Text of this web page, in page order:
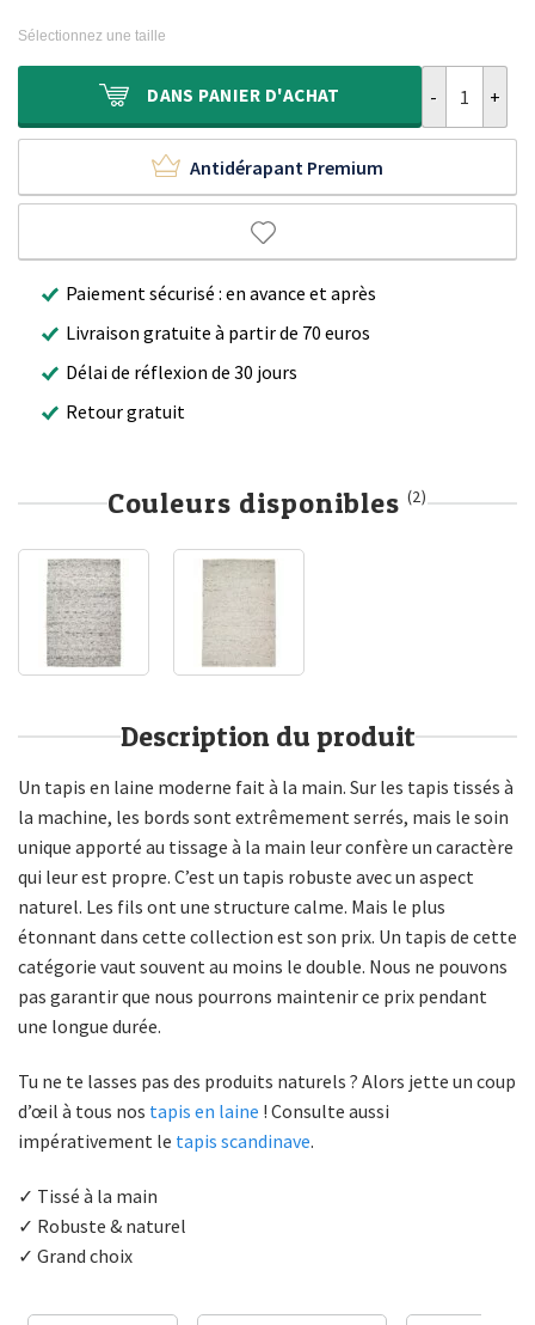
1.830,00 €.
1.145,90 €.
Sélectionnez une taille
DANS PANIER D'ACHAT
Antidérapant Premium
Paiement sécurisé : en avance et après
Livraison gratuite à partir de 70 euros
Délai de réflexion de 30 jours
Retour gratuit
Couleurs disponibles (2)
Description du produit
Un tapis en laine moderne fait à la main. Sur les tapis tissés à
la machine, les bords sont extrêmement serrés, mais le soin
unique apporté au tissage à la main leur confère un caractère
qui leur est propre. C’est un tapis robuste avec un aspect
naturel. Les fils ont une structure calme. Mais le plus
étonnant dans cette collection est son prix. Un tapis de cette
catégorie vaut souvent au moins le double. Nous ne pouvons
pas garantir que nous pourrons maintenir ce prix pendant
une longue durée.
Tu ne te lasses pas des produits naturels ? Alors jette un coup
d’œil à tous nos tapis en laine ! Consulte aussi
impérativement le tapis scandinave.
✓ Tissé à la main
✓ Robuste & naturel
✓ Grand choix